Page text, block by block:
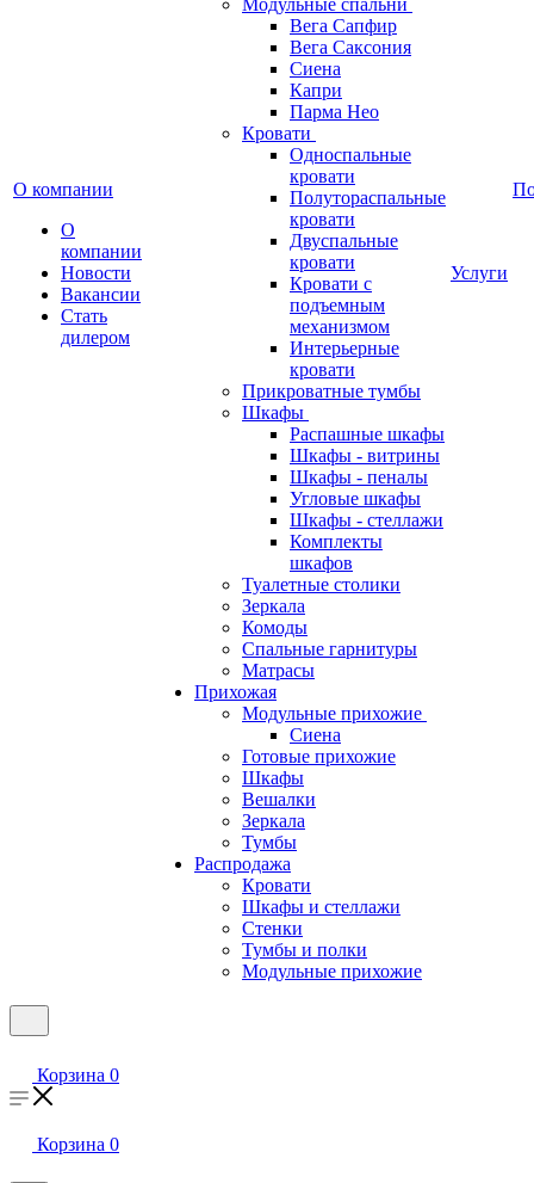
О компании
О
компании
Новости
Вакансии
Стать
дилером
Модульные спальни
Вега Сапфир
Вега Саксония
Сиена
Капри
Парма Нео
Кровати
Односпальные
кровати
Полутораспальные
кровати
Двуспальные
кровати
Кровати с
подъемным
механизмом
Интерьерные
кровати
Прикроватные тумбы
Шкафы
Распашные шкафы
Шкафы - витрины
Шкафы - пеналы
Угловые шкафы
Шкафы - стеллажи
Комплекты
шкафов
Туалетные столики
Зеркала
Комоды
Спальные гарнитуры
Матрасы
Прихожая
Модульные прихожие
Сиена
Готовые прихожие
Шкафы
Вешалки
Зеркала
Тумбы
Распродажа
Кровати
Шкафы и стеллажи
Стенки
Тумбы и полки
Модульные прихожие
Услуги
Корзина 0
Корзина 0